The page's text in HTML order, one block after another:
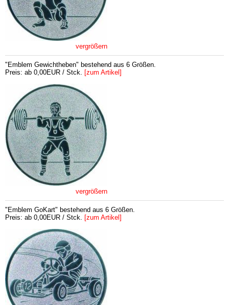
vergrößern
"Emblem Gewichtheben" bestehend aus 6 Größen.
Preis: ab 0,00EUR / Stck. [zum Artikel]
vergrößern
"Emblem GoKart" bestehend aus 6 Größen.
Preis: ab 0,00EUR / Stck. [zum Artikel]